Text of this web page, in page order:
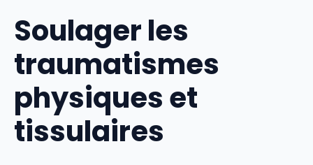
Soulager les
traumatismes
physiques et
tissulaires